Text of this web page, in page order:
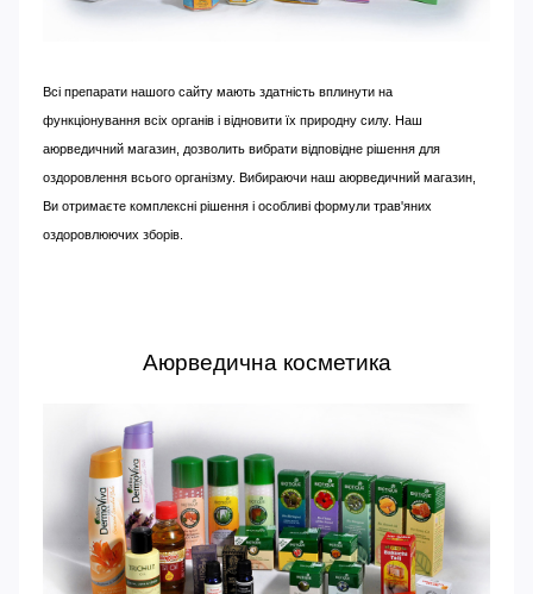
Всі препарати нашого сайту мають здатність вплинути на
функціонування всіх органів і відновити їх природну силу. Наш
аюрведичний магазин, дозволить вибрати відповідне рішення для
оздоровлення всього організму. Вибираючи наш аюрведичний магазин,
Ви отримаєте комплексні рішення і особливі формули трав'яних
оздоровлюючих зборів.
Аюрведична косметика